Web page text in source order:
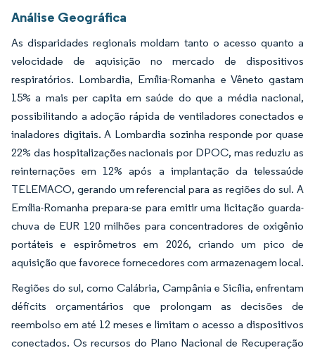
Análise Geográfica
As disparidades regionais moldam tanto o acesso quanto a
velocidade de aquisição no mercado de dispositivos
respiratórios. Lombardia, Emília-Romanha e Vêneto gastam
15% a mais per capita em saúde do que a média nacional,
possibilitando a adoção rápida de ventiladores conectados e
inaladores digitais. A Lombardia sozinha responde por quase
22% das hospitalizações nacionais por DPOC, mas reduziu as
reinternações em 12% após a implantação da telessaúde
TELEMACO, gerando um referencial para as regiões do sul. A
Emília-Romanha prepara-se para emitir uma licitação guarda-
chuva de EUR 120 milhões para concentradores de oxigênio
portáteis e espirômetros em 2026, criando um pico de
aquisição que favorece fornecedores com armazenagem local.
Regiões do sul, como Calábria, Campânia e Sicília, enfrentam
déficits orçamentários que prolongam as decisões de
reembolso em até 12 meses e limitam o acesso a dispositivos
conectados. Os recursos do Plano Nacional de Recuperação